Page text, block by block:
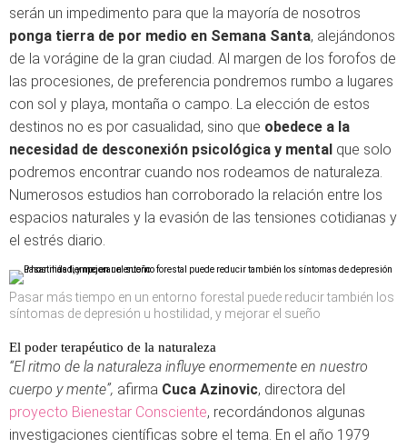
serán un impedimento para que la mayoría de nosotros
ponga tierra de por medio en Semana Santa, alejándonos
de la vorágine de la gran ciudad. Al margen de los forofos de
las procesiones, de preferencia pondremos rumbo a lugares
con sol y playa, montaña o campo. La elección de estos
destinos no es por casualidad, sino que obedece a la
necesidad de desconexión psicológica y mental que solo
podremos encontrar cuando nos rodeamos de naturaleza.
Numerosos estudios han corroborado la relación entre los
espacios naturales y la evasión de las tensiones cotidianas y
el estrés diario.
Pasar más tiempo en un entorno forestal puede reducir también los
síntomas de depresión u hostilidad, y mejorar el sueño
El poder terapéutico de la naturaleza
“El ritmo de la naturaleza influye enormemente en nuestro
cuerpo y mente”, afirma Cuca Azinovic, directora del
proyecto Bienestar Consciente, recordándonos algunas
investigaciones científicas sobre el tema. En el año 1979